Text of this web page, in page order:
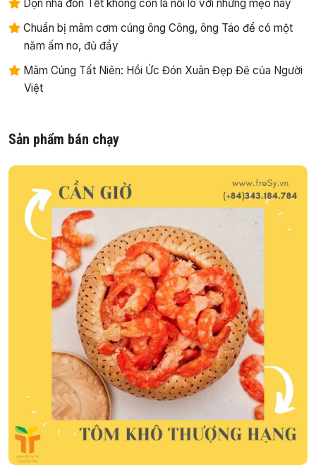
Dọn nhà đón Tết không còn là nỗi lo với những mẹo này
Chuẩn bị mâm cơm cúng ông Công, ông Táo để có một
năm ấm no, đủ đầy
Mâm Cúng Tất Niên: Hồi Ức Đón Xuân Đẹp Đẽ của Người
Việt
Sản phẩm bán chạy